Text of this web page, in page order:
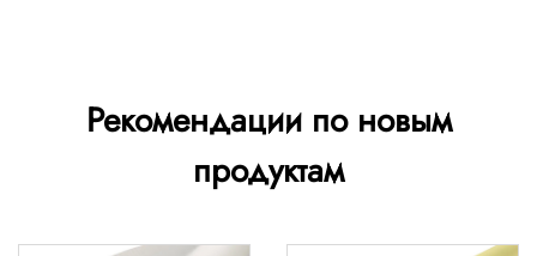
Рекомендации по новым
продуктам